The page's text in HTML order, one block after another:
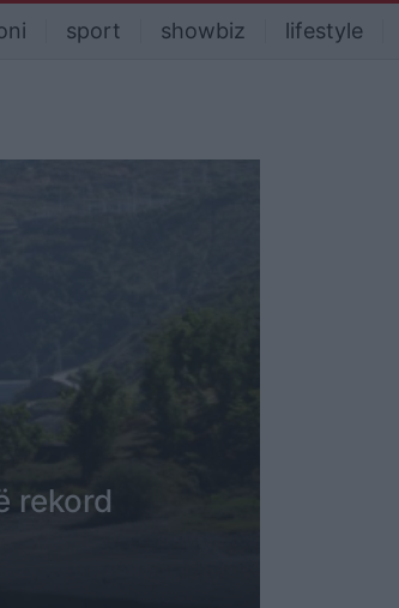
sport showbiz lifestyle
rekord